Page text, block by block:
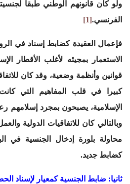
ولو كان قانونهم الوطني طبقا
الفرنسي.[1]
فإعمال العقيدة كضابط إسناد في
الاستعمار بمجيئه لأغلب الأقطار
قوانين وأنظمة وضعية، وقد كان
كبيرا في قلب المفاهيم التي كانت
الإسلامية، يصبحون بمجرد إسلامهم
وبالتالي كان للاتفاقيات الدولية
محاولة بلورة إدخال الجنسية في
كضابط جديد.
ثانيا: ضابط الجنسية كمعيار لإسناد